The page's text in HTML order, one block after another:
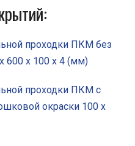
проходки ПКМ без
600 x 100 x 4 (мм)
проходки ПКМ с
окраски 100 x